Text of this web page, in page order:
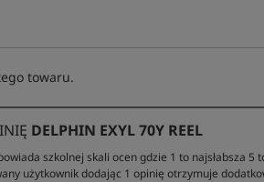
towaru.
DELPHIN EXYL 70Y REEL
szkolnej skali ocen gdzie 1 to najsłabsza 5
użytkownik dodając 1 opinię otrzymuje